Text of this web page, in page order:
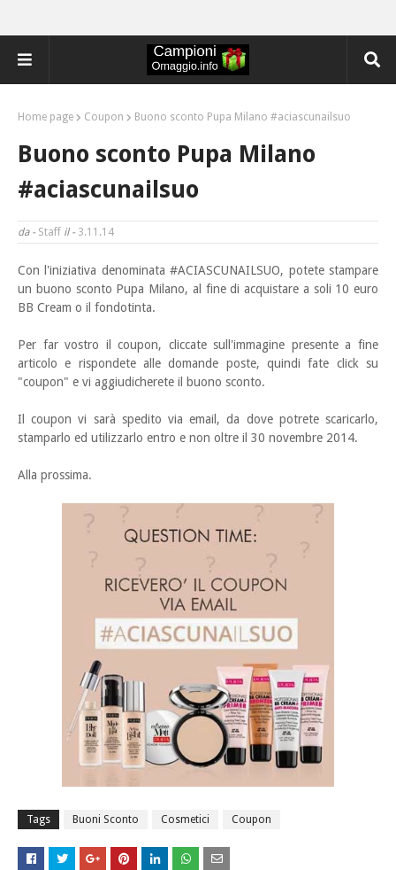
Home page Coupon Buono sconto Pupa Milano #aciascunailsuo
Buono sconto Pupa Milano
#aciascunailsuo
da - Staff il - 3.11.14
Con l'iniziativa denominata #ACIASCUNAILSUO, potete stampare
un buono sconto Pupa Milano, al finedi acquistare a soli 10 euro
BB Cream o il fondotinta.
Per far vostro il coupon, cliccate sull'immagine presente a fine
articolo e rispondete alle domande poste, quindi fate click su
"coupon" e vi aggiudicherete il buono sconto.
Il coupon vi sarà spedito via email, da dove potrete scaricarlo,
stamparlo ed utilizzarlo entro e non oltre il 30 novembre 2014.
Alla prossima.
Tags Buoni Sconto Cosmetici Coupon